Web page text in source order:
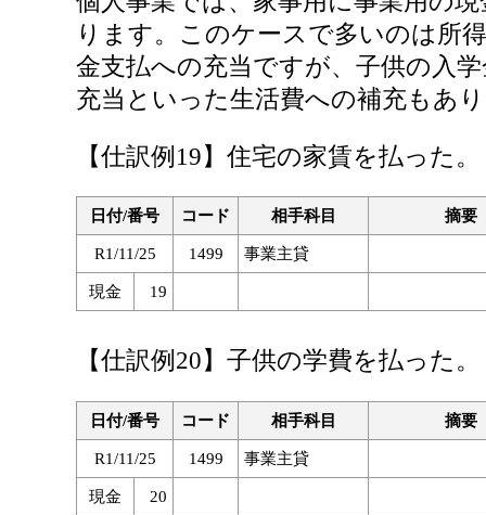
ります。このケースで多いのは所
金支払への充当ですが、子供の入
充当といった生活費への補充もあ
【仕訳例19】住宅の家賃を払った。
日付/番号 コード 相手科目 摘要
R1/11/25 1499 事業主貸
現金 19
【仕訳例20】子供の学費を払った。
日付/番号 コード 相手科目 摘要
R1/11/25 1499 事業主貸
現金 20